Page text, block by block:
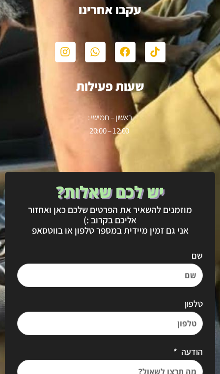
יש לכם שאלות?
מוזמנים להשאיר את הפרטים שלכם כאן ואחזור
אליכם בקרוב :)
אני גם זמין מיידית במספר טלפון או בווטסאפ
שם
טלפון
הודעה
עקבו אחרינו
שעות פעילות
ראשון – חמישי :